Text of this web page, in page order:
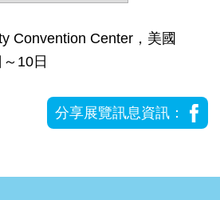
Convention Center，美國
10日
分享展覽訊息資訊：